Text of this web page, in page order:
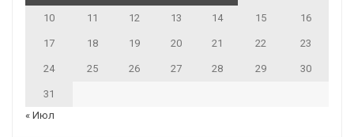
10 11 12 13 14 15 16
17 18 19 20 21 22 23
24 25 26 27 28 29 30
31
« Июл